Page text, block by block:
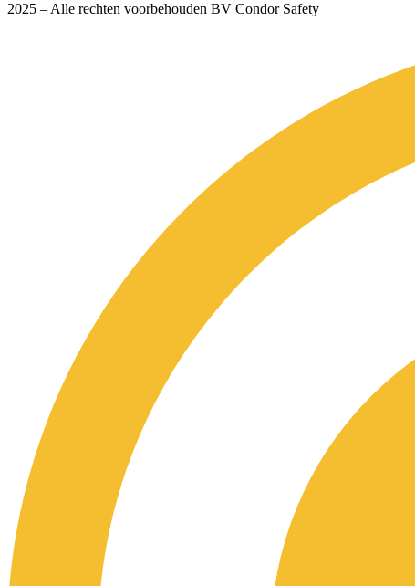
2025 – Alle rechten voorbehouden BV Condor Safety